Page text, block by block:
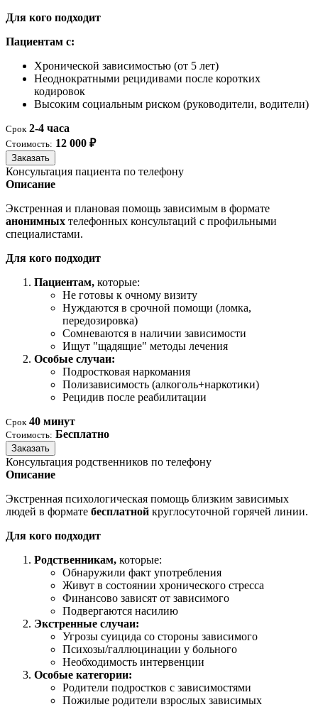
Для кого подходит
Пациентам с:
Хронической зависимостью (от 5 лет)
Неоднократными рецидивами после коротких
кодировок
Высоким социальным риском (руководители, водители)
Срок 2-4 часа
Стоимость: 12 000 ₽
Заказать
Консультация пациента по телефону
Описание
Экстренная и плановая помощь зависимым в формате
анонимных телефонных консультаций с профильными
специалистами.
Для кого подходит
Пациентам, которые:
Не готовы к очному визиту
Нуждаются в срочной помощи (ломка,
передозировка)
Сомневаются в наличии зависимости
Ищут "щадящие" методы лечения
Особые случаи:
Подростковая наркомания
Полизависимость (алкоголь+наркотики)
Рецидив после реабилитации
Срок 40 минут
Стоимость: Бесплатно
Заказать
Консультация родственников по телефону
Описание
Экстренная психологическая помощь близким зависимых
людей в формате бесплатной круглосуточной горячей линии.
Для кого подходит
Родственникам, которые:
Обнаружили факт употребления
Живут в состоянии хронического стресса
Финансово зависят от зависимого
Подвергаются насилию
Экстренные случаи:
Угрозы суицида со стороны зависимого
Психозы/галлюцинации у больного
Необходимость интервенции
Особые категории:
Родители подростков с зависимостями
Пожилые родители взрослых зависимых